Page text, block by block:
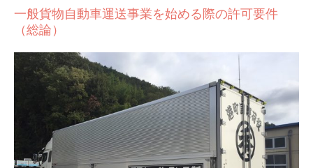
一般貨物自動車運送事業を始める際の許可要件
（総論）